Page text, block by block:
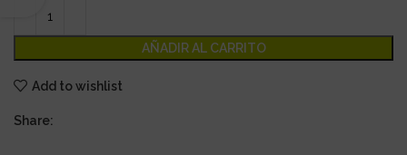
AÑADIR AL CARRITO
Add to wishlist
Share: